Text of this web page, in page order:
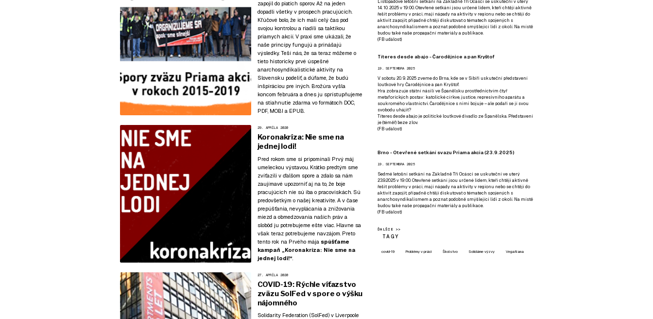
zapojil do piatich sporov. Až na jeden
dopadli všetky v prospech pracujúcich.
Kľúčové bolo, že ich mali celý čas pod
svojou kontrolou a riadili sa taktikou
priamych akcií. V praxi sme ukázali, že
naše princípy fungujú a prinášajú
výsledky. Teší nás, že sa teraz môžeme o
tieto historicky prvé úspešné
anarchosyndikalistické aktivity na
Slovensku podeliť, a dúfame, že budú
inšpiráciou pre iných. Brožúra vyšla
koncom februára a dnes ju sprístupňujeme
na stiahnutie zdarma vo formátoch DOC,
PDF, MOBI a EPUB.
29. APRÍLA 2020
Koronakríza: Nie sme na
jednej lodi!
Pred rokom sme si pripomínali Prvý máj
umeleckou výstavou . Krátko predtým sme
zvíťazili v ďalšom spore a zdalo sa nám
zaujímavé upozorniť aj na to, že boje
pracujúcich nie sú iba o pracoviskách. Sú
predovšetkým o našej kreativite. A v čase
prepúšťania, nevyplácania a znižovania
miezd a obmedzovania našich práv a
slobôd ju potrebujeme ešte viac. Hlavne sa
však teraz potrebujeme navzájom. Preto
tento rok na Prvého mája spúšťame
kampaň „Koronakríza: Nie sme na
jednej lodi!“
27. APRÍLA 2020
COVID-19: Rýchle víťazstvo
zväzu SolFed v spore o výšku
nájomného
Solidarity Federation (SolFed) v Liverpoole
Listopadové letošní setkání na Základně Tři Ocásci se uskuteční v úterý
14. 10. 2025 v 19:00. Otevřené setkání jsou určené lidem, kteří chtějí aktivně
řešit problémy v práci, mají nápady na aktivity v regionu nebo se chtějí do
aktivit zapojit, případně chtějí diskutovat o tématech spojených s
anarchosyndikalismem a poznat podobně smýšlející lidi z okolí. Na místě
budou také naše propagační materiály a publikace.
(FB událost)
Títeres desde abajo - Čarodějnice a pan Kryštof
19. SEPTEMBRA 2025
V sobotu 20. 9. 2025 zveme do Brna, kde se v Sibiři uskuteční představení
loutkové hry Čarodějnice a pan Kryštof.
Hra zobrazuje státní násilí ve Španělsku prostřednictvím čtyř
metaforických postav: katolické církve, justice, represivního aparátu a
soukromého vlastnictví. Čarodějnice s nimi bojuje – ale podaří se jí svou
svobodu uhájit?
Títeres desde abajo je politické loutkové divadlo ze Španělska. Představení
je (téměř) beze zlov.
(FB událost)
Brno - Otevřené setkání svazu Priama akcia (23.9.2025)
19. SEPTEMBRA 2025
Sedmé letošní setkání na Základně Tři Ocásci se uskuteční ve uterý
23.9.2025 v 19:00. Otevřené setkání jsou určené lidem, kteří chtějí aktivně
řešit problémy v práci, mají nápady na aktivity v regionu nebo se chtějí do
aktivit zapojit, případně chtějí diskutovat o tématech spojených s
anarchosyndikalismem a poznat podobně smýšlející lidi z okolí. Na místě
budou také naše propagační materiály a publikace.
(FB událost)
ĎALŠIE >>
TAGY
covid-19 Problémy v práci Školstvo Solidárne výzvy VegaNana